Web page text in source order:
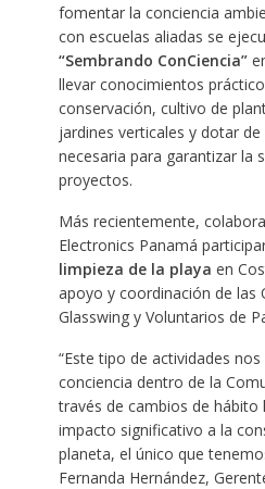
fomentar la conciencia
con escuelas aliadas se
“Sembrando ConCiencia”
llevar conocimientos
conservación, cultivo de
jardines verticales y dotar
necesaria para garantizar la
proyectos.
Más recientemente,
Electronics Panamá
limpieza de la playa en
apoyo y coordinación de las
Glasswing y Voluntarios de
“Este tipo de actividades
conciencia dentro de la
través de cambios de hábito
impacto significativo a la
planeta, el único que
Fernanda Hernández,